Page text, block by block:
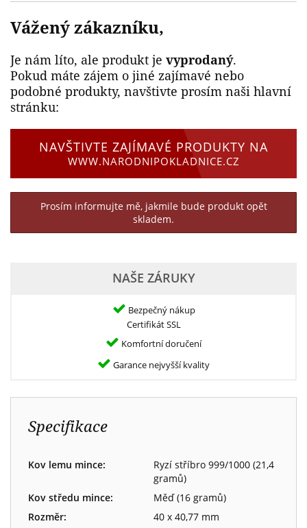
Vážený zákazníku,
Je nám líto, ale produkt je vyprodaný.
Pokud máte zájem o jiné zajímavé nebo
podobné produkty, navštivte prosím naši hlavní
stránku:
NAVŠTIVTE ZAJÍMAVÉ PRODUKTY NA
WWW.NARODNIPOKLADNICE.CZ
Prosím informujte mě, jakmile bude produkt opět
skladem.
NAŠE ZÁRUKY
Bezpečný nákup
Certifikát SSL
Komfortní doručení
Garance nejvyšší kvality
Specifikace
Kov lemu mince:
Ryzí stříbro 999/1000 (21,4
gramů)
Kov středu mince:
Měď (16 gramů)
Rozměr:
40 x 40,77 mm